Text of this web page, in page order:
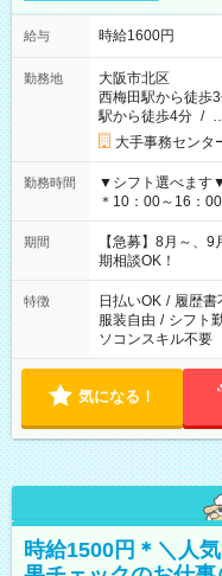
給与 時給1600円
勤務地
大阪市北区
西梅田駅から徒歩
駅から徒歩4分 /
大手事務センタ
勤務時間
▼シフト選べます
＊10：00～16：
11：00～19：00
期間
【急募】8月～
期相談OK！
特徴 日払いOK / 履歴書
服装自由 / シフト
ソコンスキル不要
気になる！
時給1500円＊＼人